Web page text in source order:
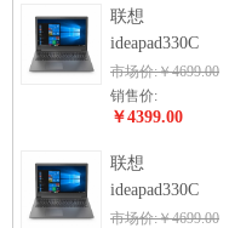
联想
ideapad330C
市场价:￥4699.00
销售价:
￥4399.00
联想
ideapad330C
市场价:￥4699.00